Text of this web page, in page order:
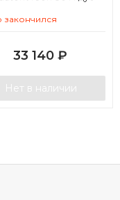
закончился
33 140 ₽
Нет в наличии